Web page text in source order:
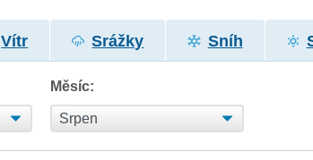
Vítr Srážky Sníh
Měsíc: